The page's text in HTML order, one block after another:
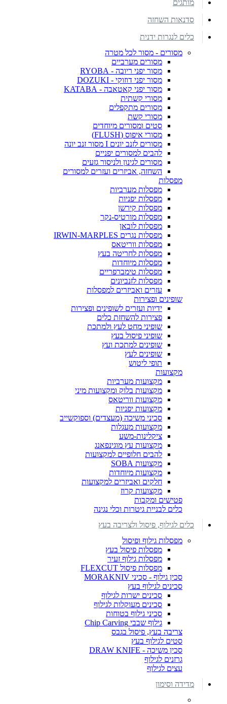
מותגים
סדנאות השחזה
כלים לנגרות ידנית
מסורים - מסור לכל מטרה
מסורים מערביים
מסור יפני ריובה - RYOBA
מסור יפני דוזוקי - DOZUKI
מסור יפני קאטאבה - KATABA
מסורי קשתית
מסורים מתקפלים
מסורי קשת
סטים ומסורים מיוחדים
מסורי איפוס (FLUSH)
מסורים לזנב יונים I מסור זנב יונה
להבים למסורים יפניים
מסורים לגינון ולניסור גזעים
השחזה, אביזרים ועזרים למסורים
מפסלות
מפסלות מערביות
מפסלות יפניות
מפסלות קירשן
מפסלות מורטיס-נקר
מפסלות לובאן
מפסלות נגרים IRWIN-MARPLES
מפסלות ווריטאס
מפסלות לחריטה בעץ
מפסלות מיוחדות
מפסלות טימברפריים
מפסלות לזנביונים
עזרים ואביזרים למפסלות
שופינים ופצירות
ידיות ועזרים לשופינים ופצירות
פצירות להשחזת כלים
שופיני מחט לעץ ולמתכת
שופיני פיסול בעץ
שופינים למתכת ועץ
שופינים לעץ
תופי ליטוש
מקצועות
מקצועות מערביות
מקצועות בלוק ומקצועות מיני
מקצועות ווריטאס
מקצועות יפניות
סכיני משיכה (מעצדים) וספוקשייב
מקצועות מעגלות
ציקלינות-משע
מקצועות עץ מוגינפאנג
להבים חלופיים למקצועות
מקצועות SOBA
מקצועות מיוחדות
חלקים ואביזרים למקצועות
מקצועות קרוז
פטישים ומקבות
כלים לבניית גיטרות וכלי נגינה
כלים לגילוף, פיסול ולצריבה בעץ
מפסלות גילוף ופיסול
מפסלות פיסול בעץ
מפסלות גילוף זעיר
מפסלות פיסול FLEXCUT
סכין גילוף - סכיני MORAKNIV
סכינים לגילוף בעץ
סכינים ישרות לגילוף
סכינים מעוקלות לגילוף
סכיני גילוף בטוחות
גילוף שבבי Chip Carving
צריבה בעץ, פיסול בגבס
סטים לגילוף בעץ
סכין משיכה - DRAW KNIFE
גרזנים לגילוף
עצים לגילוף
מדידה וסימון